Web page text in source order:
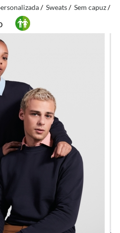
Sweats Sem capuz